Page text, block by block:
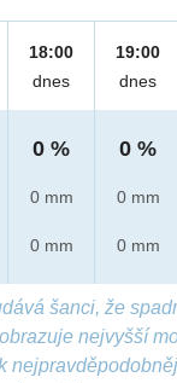
18:00
dnes
0 %
0 mm
0 mm
19:00
dnes
0 %
0 mm
0 mm
šanci, že
nejvyšší